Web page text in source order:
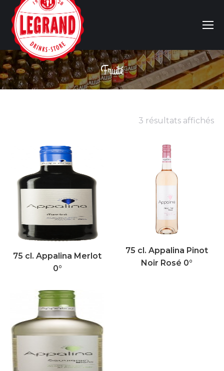
Fruité
Vous êtes ici :
3 résultats affichés
75 cl. Appalina Merlot
0°
75 cl. Appalina Pinot
Noir Rosé 0°